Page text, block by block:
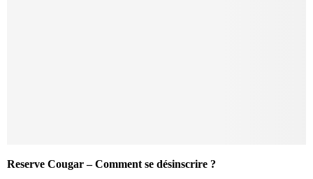
Reserve Cougar – Comment se désinscrire ?